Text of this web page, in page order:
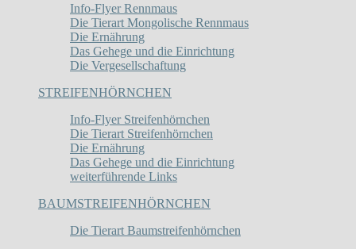
Info-Flyer Rennmaus
Die Tierart Mongolische Rennmaus
Die Ernährung
Das Gehege und die Einrichtung
Die Vergesellschaftung
STREIFENHÖRNCHEN
Info-Flyer Streifenhörnchen
Die Tierart Streifenhörnchen
Die Ernährung
Das Gehege und die Einrichtung
weiterführende Links
BAUMSTREIFENHÖRNCHEN
Die Tierart Baumstreifenhörnchen